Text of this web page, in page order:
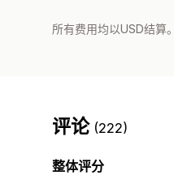
所有费用均以USD结算
评论 (222)
整体评分